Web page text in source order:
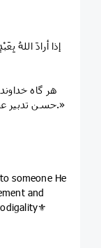
حسن تدبیر
someone He
and